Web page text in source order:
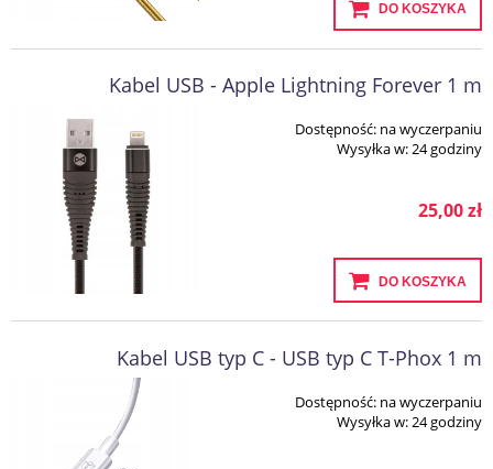
DO KOSZYKA
Kabel USB - Apple Lightning Forever 1 m
Dostępność: na wyczerpaniu
Wysyłka w:24 godziny
25,00 zł
DO KOSZYKA
Kabel USB typ C - USB typ C T-Phox 1 m
Dostępność: na wyczerpaniu
Wysyłka w:24 godziny